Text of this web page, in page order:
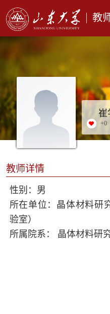
教
崔
+0
教师详情
性别：男
所在单位：晶体材料研
验室）
所属院系： 晶体材料研